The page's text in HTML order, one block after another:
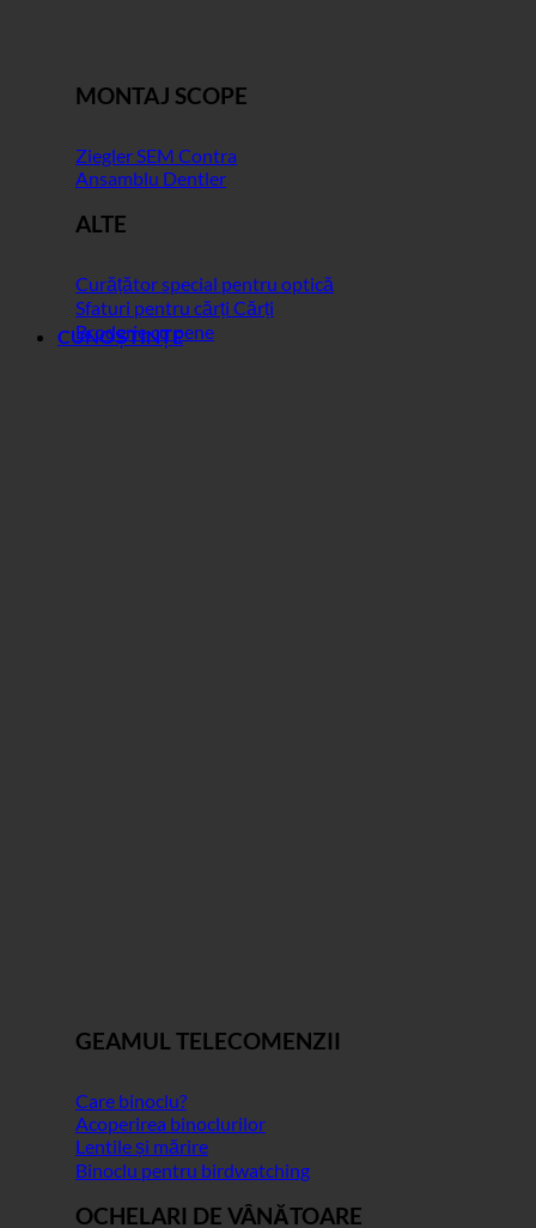
MONTAJ SCOPE
Ziegler SEM Contra
Ansamblu Dentler
ALTE
Curățător special pentru optică
Sfaturi pentru cărți Cărți
Broderie cu pene
CUNOȘTINȚE
GEAMUL TELECOMENZII
Care binoclu?
Acoperirea binoclurilor
Lentile și mărire
Binoclu pentru birdwatching
OCHELARI DE VÂNĂTOARE